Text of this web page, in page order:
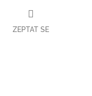
ZEPTAT SE